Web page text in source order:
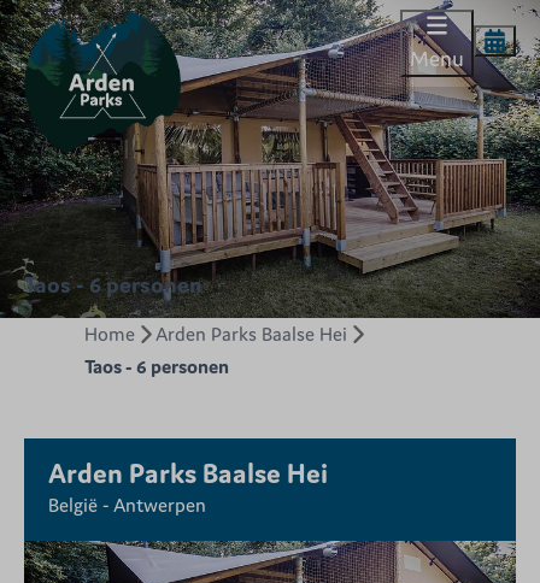
Menu
Taos - 6 personen
Home
Arden Parks Baalse Hei
Taos - 6 personen
Arden Parks Baalse Hei
België - Antwerpen